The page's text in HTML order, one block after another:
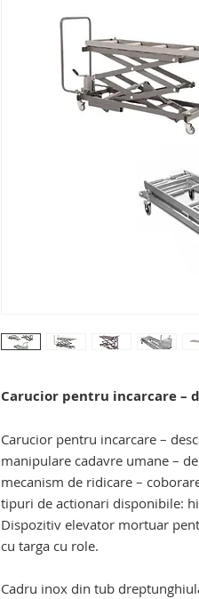
Carucior pentru incarcare –
Carucior pentru incarcare –
manipulare cadavre umane –
mecanism de ridicare –
tipuri de actionari disponibile:
Dispozitiv elevator mortuar
cu targa cu role.
Cadru inox din tub